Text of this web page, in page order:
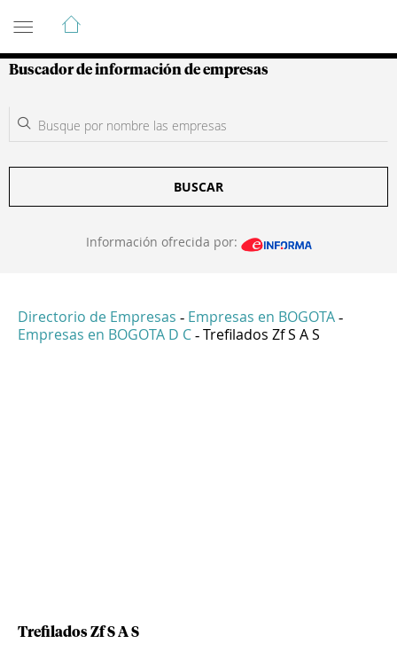
Guía de Empresas Colombianas
Buscador de información de empresas
BUSCAR
Información ofrecida por:
Directorio de Empresas - Empresas en BOGOTA -
Empresas en BOGOTA D C - Trefilados Zf S A S
Trefilados Zf S A S